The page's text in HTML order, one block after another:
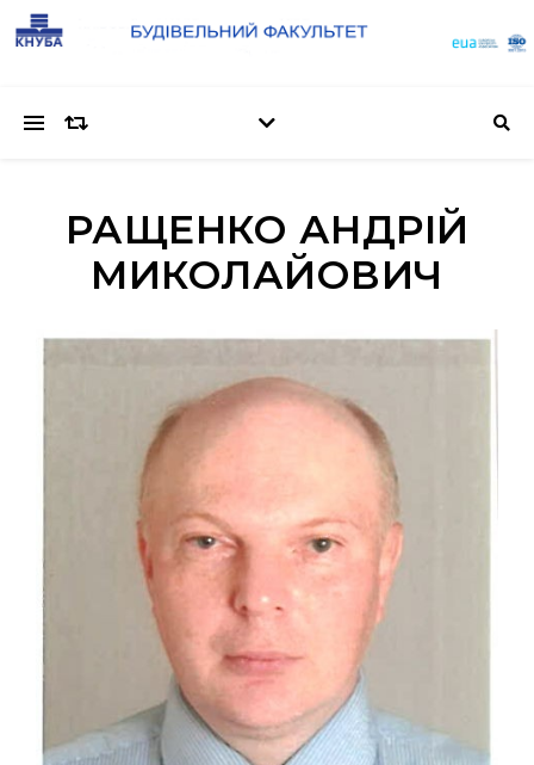
РАЩЕНКО АНДРІЙ
МИКОЛАЙОВИЧ